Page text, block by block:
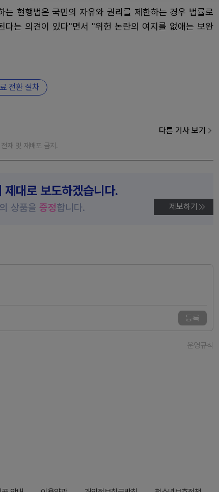
는 현행법은 국민의 자유와 권리를 제한하는 경우 법률로
다는 의견이 있다"면서 "위헌 논란의 여지를 없애는 보완
전환 절차
다른 기사 보기
및 재배포 금지.
대로 보도하겠습니다.
상품을 증정합니다. 제보하기
등록
운영규칙